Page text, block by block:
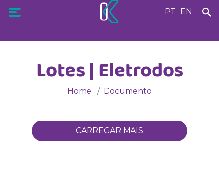
PT EN
Lotes | Eletrodos
Home Documento
CARREGAR MAIS